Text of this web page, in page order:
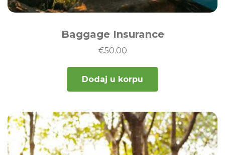
Baggage Insurance
€50.00
Dodaj u korpu